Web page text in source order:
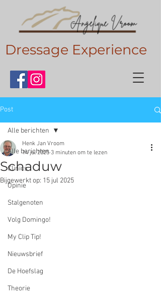
Dressage Experience
Post
Alle berichten
Clinics
Opinie
Stalgenoten
Volg Domingo!
My Clip Tip!
Nieuwsbrief
De Hoefslag
Theorie
Alle berichten
Schaduw
Henk Jan Vroom
14 jul 2025 3 minuten om te lezen
Bijgewerkt op: 15 jul 2025